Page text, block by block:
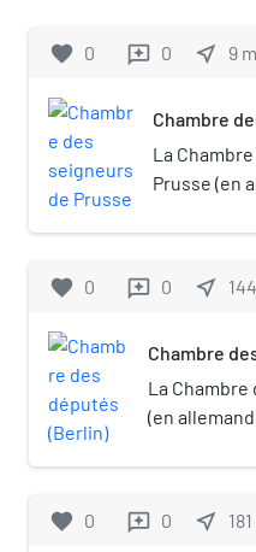
favorite 0 reviews 0 near_me 9 m
Chambre
La
Prusse (en
Berlin en
prussien de
fédérales à
(« Conseil
Detlev-
», abritant
favorite 0 reviews 0 near_me 144
Chambre
La
(en
de la ville-
favorite 0 reviews 0 near_me 181